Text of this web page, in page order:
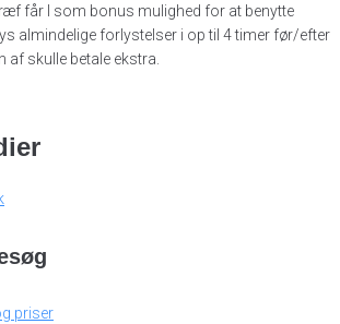
får I som bonus mulighed for at benytte
almindelige forlystelser i op til 4 timer før/efter
af skulle betale ekstra.
priser